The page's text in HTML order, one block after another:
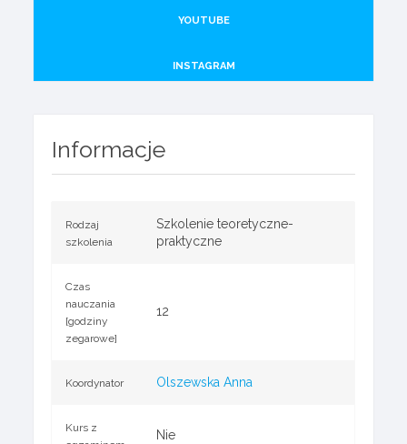
YOUTUBE
INSTAGRAM
Informacje
Rodzaj
szkolenia
Szkolenie teoretyczne-
praktyczne
Czas
nauczania
[godziny
zegarowe]
12
Koordynator Olszewska Anna
Kurs z
Nie